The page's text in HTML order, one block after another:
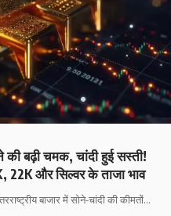
बढ़ी चमक, चांदी हुई सस्ती!
और सिल्वर के ताजा भाव
बाजार में सोने-चांदी की कीमतों…